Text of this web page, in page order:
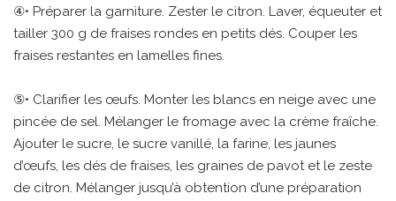
④• Préparer la garniture. Zester le citron. Laver, équeuter et
tailler 300 g de fraises rondes en petits dés. Couper les
fraises restantes en lamelles fines.
⑤• Clarifier les œufs. Monter les blancs en neige avec une
pincée de sel. Mélanger le fromage avec la crème fraîche.
Ajouter le sucre, le sucre vanillé, la farine, les jaunes
d’œufs, les dés de fraises, les graines de pavot et le zeste
de citron. Mélanger jusqu’à obtention d’une préparation